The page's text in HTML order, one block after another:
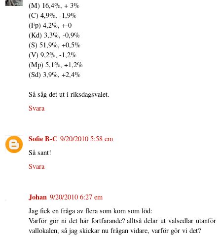
(M) 16,4%, + 3%
(C) 4,9%, -1,9%
(Fp) 4,2%, +-0
(Kd) 3,3%, -0,9%
(S) 51,9%, +0,5%
(V) 9,2%, -1,2%
(Mp) 5,1%, +1,2%
(Sd) 3,9%, +2,4%
Så såg det ut i riksdagsvalet.
Svara
Sofie B-C 9/20/2010 5:58 em
Så sant!
Svara
Johan 9/20/2010 6:27 em
Jag fick en fråga av flera som kom som löd:
Varför gör ni det här fortfarande? alltså delar ut valsedlar utanför
vallokalen, så jag skickar nu frågan vidare, varför gör vi det?